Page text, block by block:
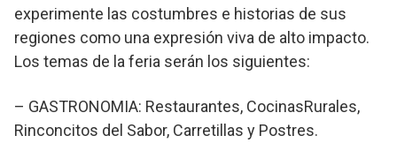
experimente las costumbres e historias de sus
regiones como una expresión viva de alto impacto.
Los temas de la feria serán los siguientes:
– GASTRONOMIA: Restaurantes, CocinasRurales,
Rinconcitos del Sabor, Carretillas y Postres.